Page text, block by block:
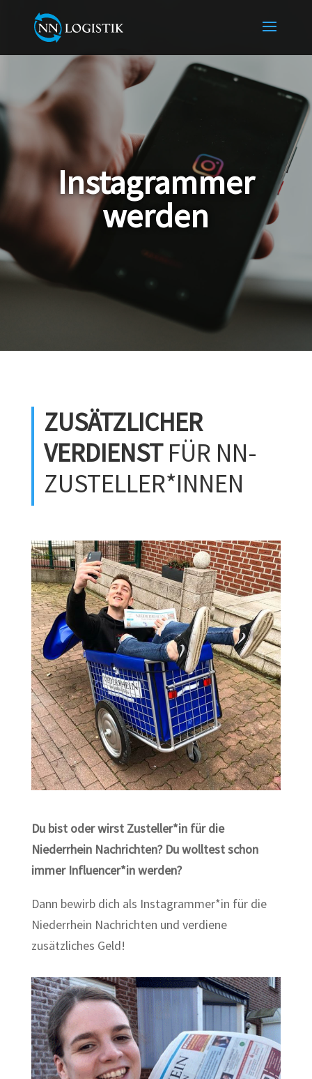
Instagrammer
werden
ZUSÄTZLICHER
VERDIENSTFÜR NN-
ZUSTELLER*­INNEN
Du bist oder wirst Zusteller*in für die
Niederrhein Nachrichten? Du wolltest schon
immer Influencer*in werden?
Dann bewirb dich als Instagrammer*in für die
Niederrhein Nachrichten und verdiene
zusätzliches Geld!